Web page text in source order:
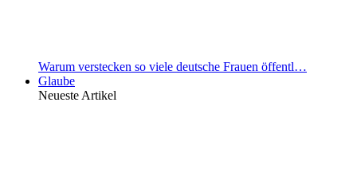
Warum verstecken so viele deutsche Frauen öffentl…
Glaube
Neueste Artikel